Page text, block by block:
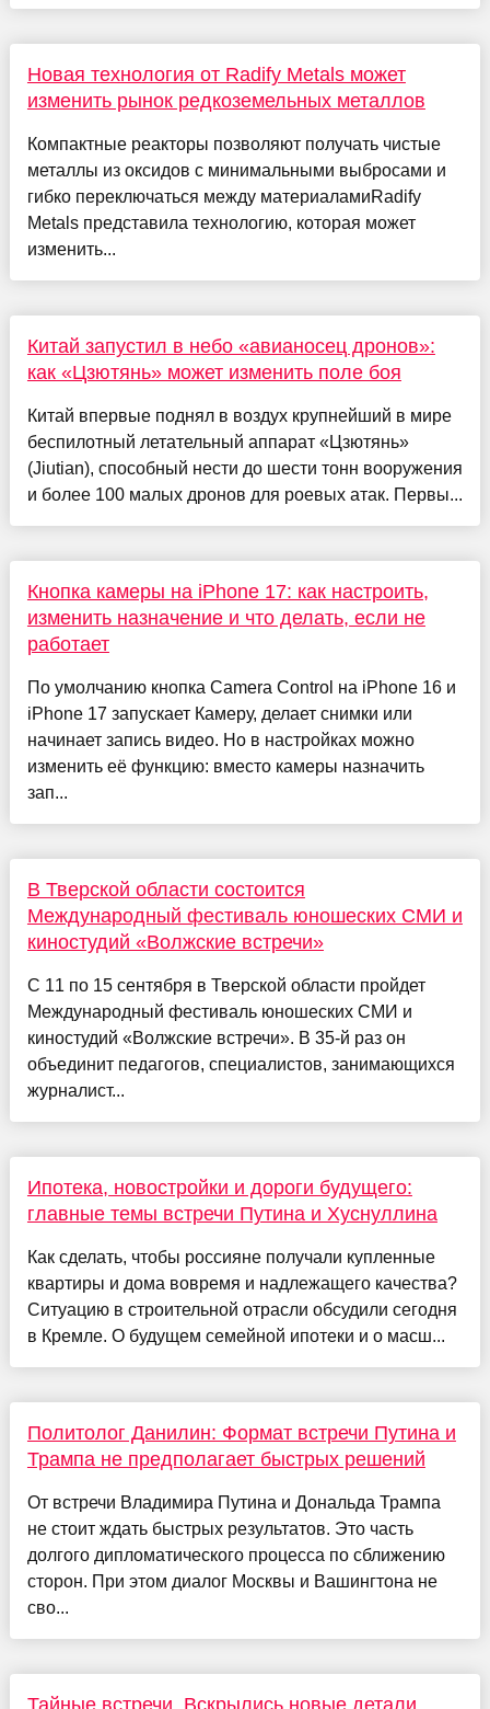
Новая технология от Radify Metals может
изменить рынок редкоземельных металлов
Компактные реакторы позволяют получать чистые
металлы из оксидов с минимальными выбросами и
гибко переключаться между материаламиRadify
Metals представила технологию, которая может
изменить...
Китай запустил в небо «авианосец дронов»:
как «Цзютянь» может изменить поле боя
Китай впервые поднял в воздух крупнейший в мире
беспилотный летательный аппарат «Цзютянь»
(Jiutian), способный нести до шести тонн вооружения
и более 100 малых дронов для роевых атак. Первы...
Кнопка камеры на iPhone 17: как настроить,
изменить назначение и что делать, если не
работает
По умолчанию кнопка Camera Control на iPhone 16 и
iPhone 17 запускает Камеру, делает снимки или
начинает запись видео. Но в настройках можно
изменить её функцию: вместо камеры назначить
зап...
В Тверской области состоится
Международный фестиваль юношеских СМИ и
киностудий «Волжские встречи»
С 11 по 15 сентября в Тверской области пройдет
Международный фестиваль юношеских СМИ и
киностудий «Волжские встречи». В 35-й раз он
объединит педагогов, специалистов, занимающихся
журналист...
Ипотека, новостройки и дороги будущего:
главные темы встречи Путина и Хуснуллина
Как сделать, чтобы россияне получали купленные
квартиры и дома вовремя и надлежащего качества?
Ситуацию в строительной отрасли обсудили сегодня
в Кремле. О будущем семейной ипотеки и о масш...
Политолог Данилин: Формат встречи Путина и
Трампа не предполагает быстрых решений
От встречи Владимира Путина и Дональда Трампа
не стоит ждать быстрых результатов. Это часть
долгого дипломатического процесса по сближению
сторон. При этом диалог Москвы и Вашингтона не
сво...
Тайные встречи. Вскрылись новые детали